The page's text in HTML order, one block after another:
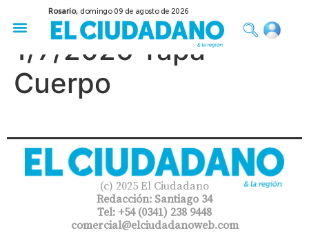
Rosario, domingo 09 de agosto de 2026
1/7/2026 Tapa
Cuerpo
(c) 2025 El Ciudadano
Redacción: Santiago 34
Tel: +54 (0341) 238 9448
comercial@elciudadanoweb.com​